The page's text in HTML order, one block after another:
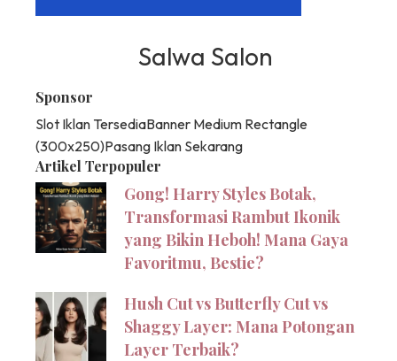
Salwa Salon
Sponsor
Slot Iklan TersediaBanner Medium Rectangle
(300x250)Pasang Iklan Sekarang
Artikel Terpopuler
Gong! Harry Styles Botak,
Transformasi Rambut Ikonik
yang Bikin Heboh! Mana Gaya
Favoritmu, Bestie?
Hush Cut vs Butterfly Cut vs
Shaggy Layer: Mana Potongan
Layer Terbaik?